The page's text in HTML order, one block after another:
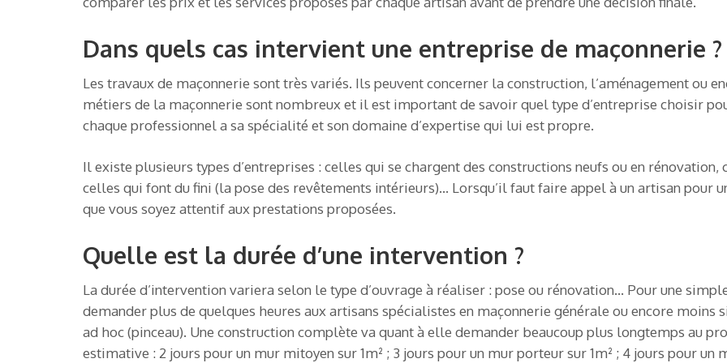
Dans quels cas intervient une entreprise de maçonnerie ?
Les travaux de maçonnerie sont très variés. Ils peuvent concerner la construction, l’aménagement ou
métiers de la maçonnerie sont nombreux et il est important de savoir quel type d’entreprise choisir
chaque professionnel a sa spécialité et son domaine d’expertise qui lui est propre.
Il existe plusieurs types d’entreprises : celles qui se chargent des constructions neufs ou en
celles qui font du fini (la pose des revêtements intérieurs)… Lorsqu’il faut faire appel à un artisan pour
que vous soyez attentif aux prestations proposées.
Quelle est la durée d’une intervention ?
La durée d’intervention variera selon le type d’ouvrage à réaliser : pose ou rénovation… Pour une
demander plus de quelques heures aux artisans spécialistes en maçonnerie générale ou encore
ad hoc (pinceau). Une construction complète va quant à elle demander beaucoup plus longtemps au
estimative : 2 jours pour un mur mitoyen sur 1m² ; 3 jours pour un mur porteur sur 1m² ; 4 jours pour un